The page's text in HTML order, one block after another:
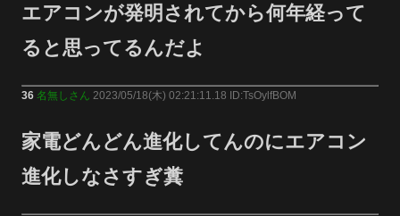
エアコンが発明されてから何年経って
ると思ってるんだよ
36 名無しさん 2023/05/18(木) 02:21:11.18 ID:TsOylfBOM
家電どんどん進化してんのにエアコン
進化しなさすぎ糞